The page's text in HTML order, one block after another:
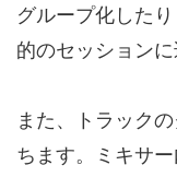
グループ化した
的のセッション
また、トラック
ちます。ミキサ